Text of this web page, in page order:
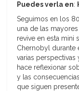
Puedes verla en:
Seguimos en los
una de las
revive en esta mini
Chernobyl durante
varias perspectivas
hace reflexionar
y las
que siguen